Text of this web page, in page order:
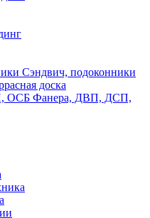
Сэндвич, подоконники
доска
Фанера, ДВП, ДСП,